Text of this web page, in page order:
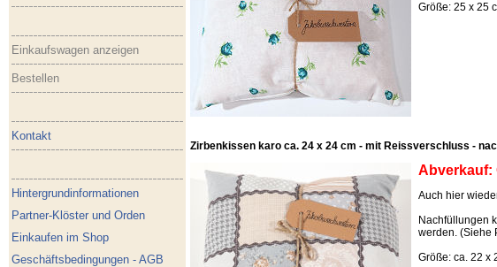
Einkaufswagen anzeigen
Bestellen
Kontakt
Hintergrundinformationen
Partner-Klöster und Orden
Einkaufen im Shop
Geschäftsbedingungen - AGB
Größe: 25 x 25
Zirbenkissen karo ca. 24 x 24 cm - mit Reissverschluss -
Abverkauf:
Auch hier
Nachfüllungen
werden. (Siehe
Größe: ca. 22 x